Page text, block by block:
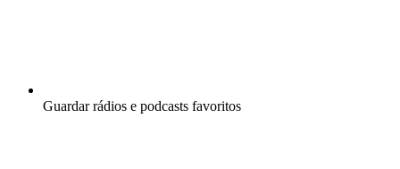
Guardar rádios e podcasts favoritos